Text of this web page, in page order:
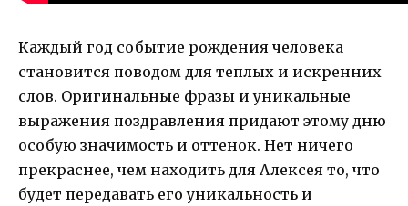
Каждый год событие рождения человека
становится поводом для теплых и искренних
слов. Оригинальные фразы и уникальные
выражения поздравления придают этому дню
особую значимость и оттенок. Нет ничего
прекраснее, чем находить для Алексея то, что
будет передавать его уникальность и